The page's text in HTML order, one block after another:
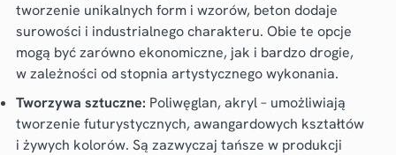
tworzenie unikalnych form i wzorów, beton dodaje
surowości i industrialnego charakteru. Obie te opcje
mogą być zarówno ekonomiczne, jak i bardzo drogie,
w zależności od stopnia artystycznego wykonania.
Tworzywa sztuczne: Poliwęglan, akryl – umożliwiają
tworzenie futurystycznych, awangardowych kształtów
i żywych kolorów. Są zazwyczaj tańsze w produkcji